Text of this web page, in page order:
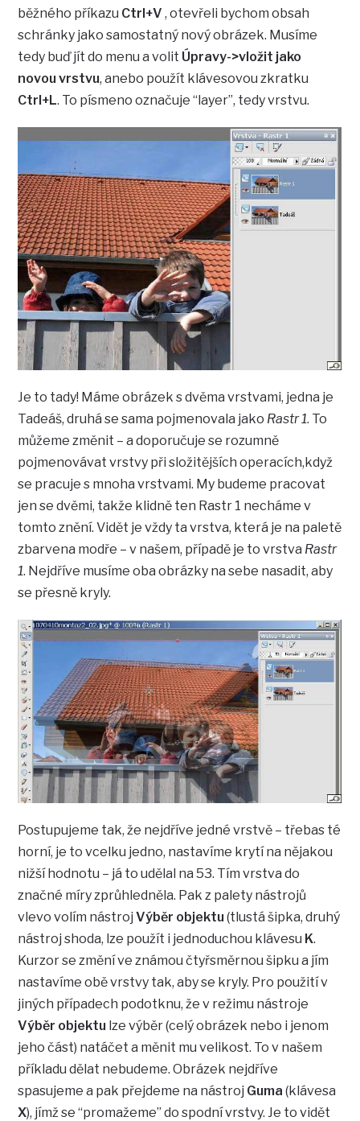
běžného příkazu Ctrl+V , otevřeli bychom obsah
schránky jako samostatný nový obrázek. Musíme
tedy buď jít do menu a volit Úpravy->vložit jako
novou vrstvu, anebo použít klávesovou zkratku
Ctrl+L. To písmeno označuje “layer”, tedy vrstvu.
Je to tady! Máme obrázek s dvěma vrstvami, jedna je
Tadeáš, druhá se sama pojmenovala jako Rastr 1. To
můžeme změnit – a doporučuje se rozumně
pojmenovávat vrstvy při složitějších operacích,když
se pracuje s mnoha vrstvami. My budeme pracovat
jen se dvěmi, takže klidně ten Rastr 1 necháme v
tomto znění. Vidět je vždy ta vrstva, která je na paletě
zbarvena modře – v našem, případě je to vrstva Rastr
1. Nejdříve musíme oba obrázky na sebe nasadit, aby
se přesně kryly.
Postupujeme tak, že nejdříve jedné vrstvě – třebas té
horní, je to vcelku jedno, nastavíme krytí na nějakou
nižší hodnotu – já to udělal na 53. Tím vrstva do
značné míry zprůhledněla. Pak z palety nástrojů
vlevo volím nástrojVýběr objektu(tlustá šipka, druhý
nástroj shoda, lze použít i jednoduchou klávesu K.
Kurzor se změní ve známou čtyřsměrnou šipku a jím
nastavíme obě vrstvy tak, aby se kryly. Pro použití v
jiných případech podotknu, že v režimu nástroje
Výběr objektu lze výběr (celý obrázek nebo i jenom
jeho část) natáčet a měnit mu velikost. To v našem
příkladu dělat nebudeme. Obrázek nejdříve
spasujeme a pak přejdeme na nástroj Guma (klávesa
X), jímž se “promažeme” do spodní vrstvy. Je to vidět